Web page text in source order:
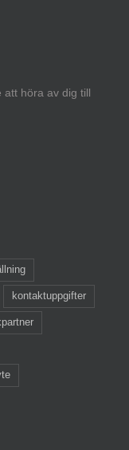
att höra av dig till
kontaktuppgifter